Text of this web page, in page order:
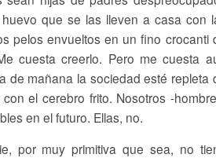
que se las lleven a casa con
pelos envueltos en un fino crocanti
cuesta creerlo. Pero me cuesta
de mañana la sociedad esté repleta
el cerebro frito. Nosotros -
en el futuro. Ellas, no.
por muy primitiva que sea, no